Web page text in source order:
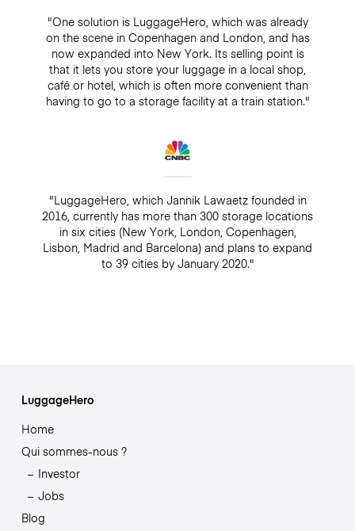
"One solution is LuggageHero, which was already
on the scene in Copenhagen and London, and has
now expanded into New York. Its selling point is
that it lets you store your luggage in a local shop,
café or hotel, which is often more convenient than
having to go to a storage facility at a train station."
"LuggageHero, which Jannik Lawaetz founded in
2016, currently has more than 300 storage locations
in six cities (New York, London, Copenhagen,
Lisbon, Madrid and Barcelona) and plans to expand
to 39 cities by January 2020."
LuggageHero
Home
Qui sommes-nous ?
Investor
Jobs
Blog